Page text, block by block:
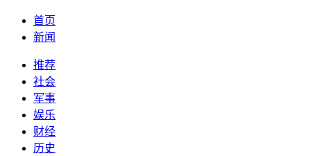
首页
新闻
推荐
社会
军事
娱乐
财经
历史